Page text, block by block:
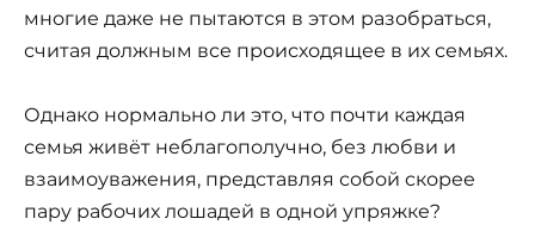
многие даже не пытаются в этом разобраться,
считая должным все происходящее в их семьях.
Однако нормально ли это, что почти каждая
семья живёт неблагополучно, без любви и
взаимоуважения, представляя собой скорее
пару рабочих лошадей в одной упряжке?